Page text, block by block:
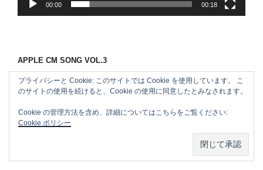
00:00 00:18
APPLE CM SONG VOL.3
プライバシーと Cookie: このサイトでは Cookie を使用しています。 こ
のサイトの使用を続けると、Cookie の使用に同意したとみなされます。
Cookie の管理方法を含め、詳細についてはこちらをご覧ください:
Cookie ポリシー